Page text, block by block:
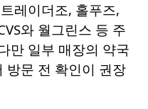
레이더조, 홀푸즈,
와 월그린스 등 주
만 일부 매장의 약국
방문 전 확인이 권장